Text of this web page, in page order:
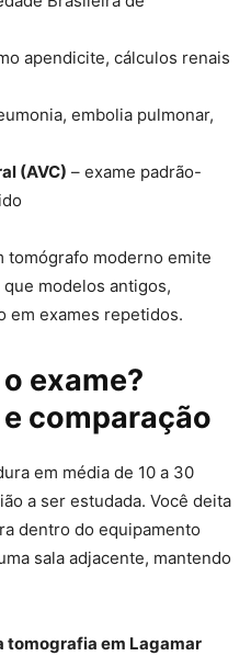
apendicite, cálculos renais
embolia pulmonar,
(AVC) – exame padrão-
tomógrafo moderno emite
modelos antigos,
em exames repetidos.
exame?
comparação
em média de 10 a 30
a ser estudada. Você deita
dentro do equipamento
sala adjacente, mantendo
tomografia em Lagamar